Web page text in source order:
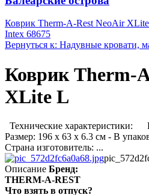
Коврик Therm-A-Rest NeoAir
Intex 68675
Вернуться к: Надувные кровати,
Коврик Therm-
XLite L
Технические характеристики:
Размер: 196 х 63 х 6.3 см - В
Страна изготовитель: ...
Описание Бренд:
THERM-A-REST
Что взять в отпуск?